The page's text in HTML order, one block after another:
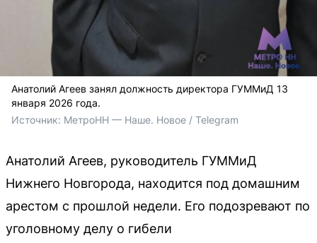
Анатолий Агеев занял должность директора ГУММиД 13
января 2026 года.
Источник: МетроНН — Наше. Новое / Telegram
Анатолий Агеев, руководитель ГУММиД
Нижнего Новгорода, находится под домашним
арестом с прошлой недели. Его подозревают по
уголовному делу о гибели